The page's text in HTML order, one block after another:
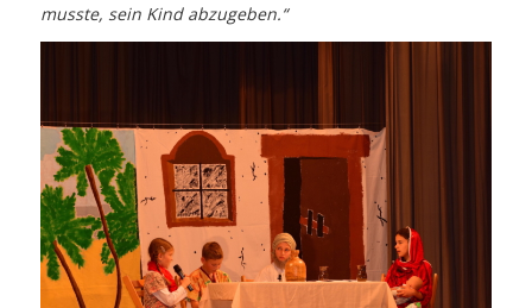
musste, sein Kind abzugeben.“